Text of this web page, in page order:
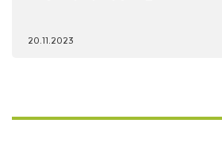
20.11.2023